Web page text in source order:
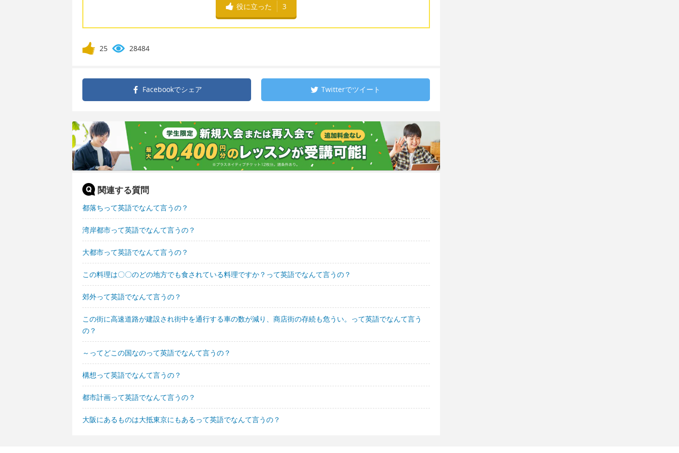
役に立った 3
25 28484
Facebookでシェア Twitterでツイート
関連する質問
都落ちって英語でなんて言うの？
湾岸都市って英語でなんて言うの？
大都市って英語でなんて言うの？
この料理は〇〇のどの地方でも食されている料理ですか？って英語でなんて言うの？
郊外って英語でなんて言うの？
この街に高速道路が建設され街中を通行する車の数が減り、商店街の存続も危うい。って英語でなんて言う
の？
～ってどこの国なのって英語でなんて言うの？
構想って英語でなんて言うの？
都市計画って英語でなんて言うの？
大阪にあるものは大抵東京にもあるって英語でなんて言うの？